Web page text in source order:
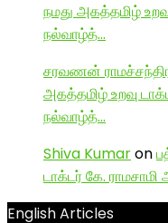
நமது அகத்தமிழ்
நல்வாழ்த்…
சரவணன்
அகத்தமிழ் உறவு
நல்வாழ்த்…
Shiva Kumaron
டாக்டர் கே.
English Articles